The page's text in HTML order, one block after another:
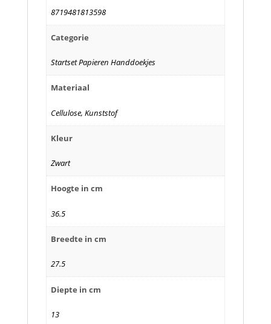
8719481813598
Categorie
Startset Papieren Handdoekjes
Materiaal
Cellulose, Kunststof
Kleur
Zwart
Hoogte in cm
36.5
Breedte in cm
27.5
Diepte in cm
13